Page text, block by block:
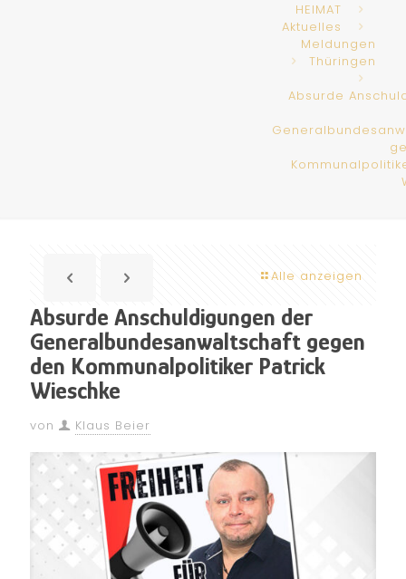
HEIMAT
Aktuelles
Meldungen
Thüringen
Absurde
Alle anzeigen
Absurde Anschuldigungen der
Generalbundesanwaltschaft gegen
den Kommunalpolitiker Patrick
Wieschke
von Klaus Beier